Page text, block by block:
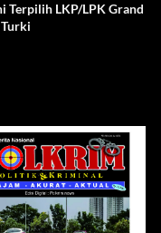
Terpilih LKP/LPK Grand